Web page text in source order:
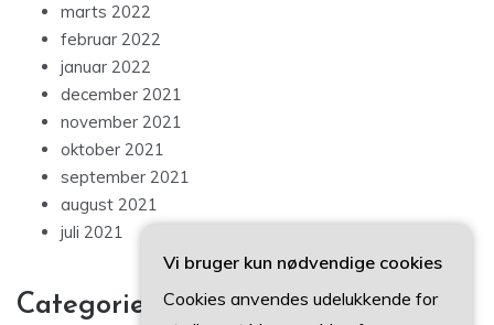
marts 2022
februar 2022
januar 2022
december 2021
november 2021
oktober 2021
september 2021
august 2021
juli 2021
Categories
Vi bruger kun nødvendige cookies
Cookies anvendes udelukkende for